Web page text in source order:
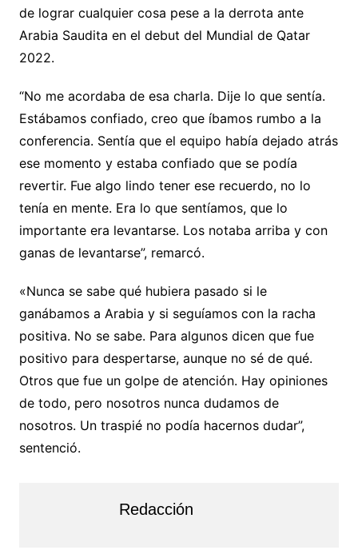
de lograr cualquier cosa pese a la derrota ante
Arabia Saudita en el debut del Mundial de Qatar
2022.
“No me acordaba de esa charla. Dije lo que sentía.
Estábamos confiado, creo que íbamos rumbo a la
conferencia. Sentía que el equipo había dejado atrás
ese momento y estaba confiado que se podía
revertir. Fue algo lindo tener ese recuerdo, no lo
tenía en mente. Era lo que sentíamos, que lo
importante era levantarse. Los notaba arriba y con
ganas de levantarse”, remarcó.
«Nunca se sabe qué hubiera pasado si le
ganábamos a Arabia y si seguíamos con la racha
positiva. No se sabe. Para algunos dicen que fue
positivo para despertarse, aunque no sé de qué.
Otros que fue un golpe de atención. Hay opiniones
de todo, pero nosotros nunca dudamos de
nosotros. Un traspié no podía hacernos dudar”,
sentenció.
Redacción